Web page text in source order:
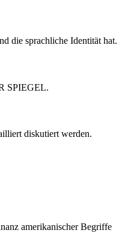
die sprachliche Identität hat.
SPIEGEL.
diskutiert werden.
amerikanischer Begriffe